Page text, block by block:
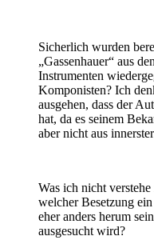
Sicherlich wurden
„Gassenhauer“ aus
Instrumenten
Komponisten? Ich
ausgehen, dass der
hat, da es seinem
aber nicht aus
Was ich nicht
welcher Besetzung
eher anders herum
ausgesucht wird?